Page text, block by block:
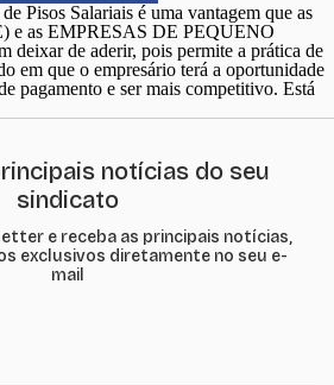
Pisos Salariais é uma vantagem que as
e as EMPRESAS DE PEQUENO
deixar de aderir, pois permite a prática de
em que o empresário terá a oportunidade
pagamento e ser mais competitivo. Está
notícias do seu
sindicato
e receba as principais notícias,
exclusivos diretamente no seu e-
mail